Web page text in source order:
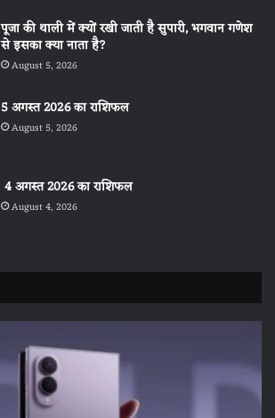
पूजा की थाली में क्यों रखी जाती है सुपारी, भगवान गणेश
से इसका क्या नाता है?
August 5, 2026
5 अगस्त 2026 का राशिफल
August 5, 2026
4 अगस्त 2026 का राशिफल
August 4, 2026